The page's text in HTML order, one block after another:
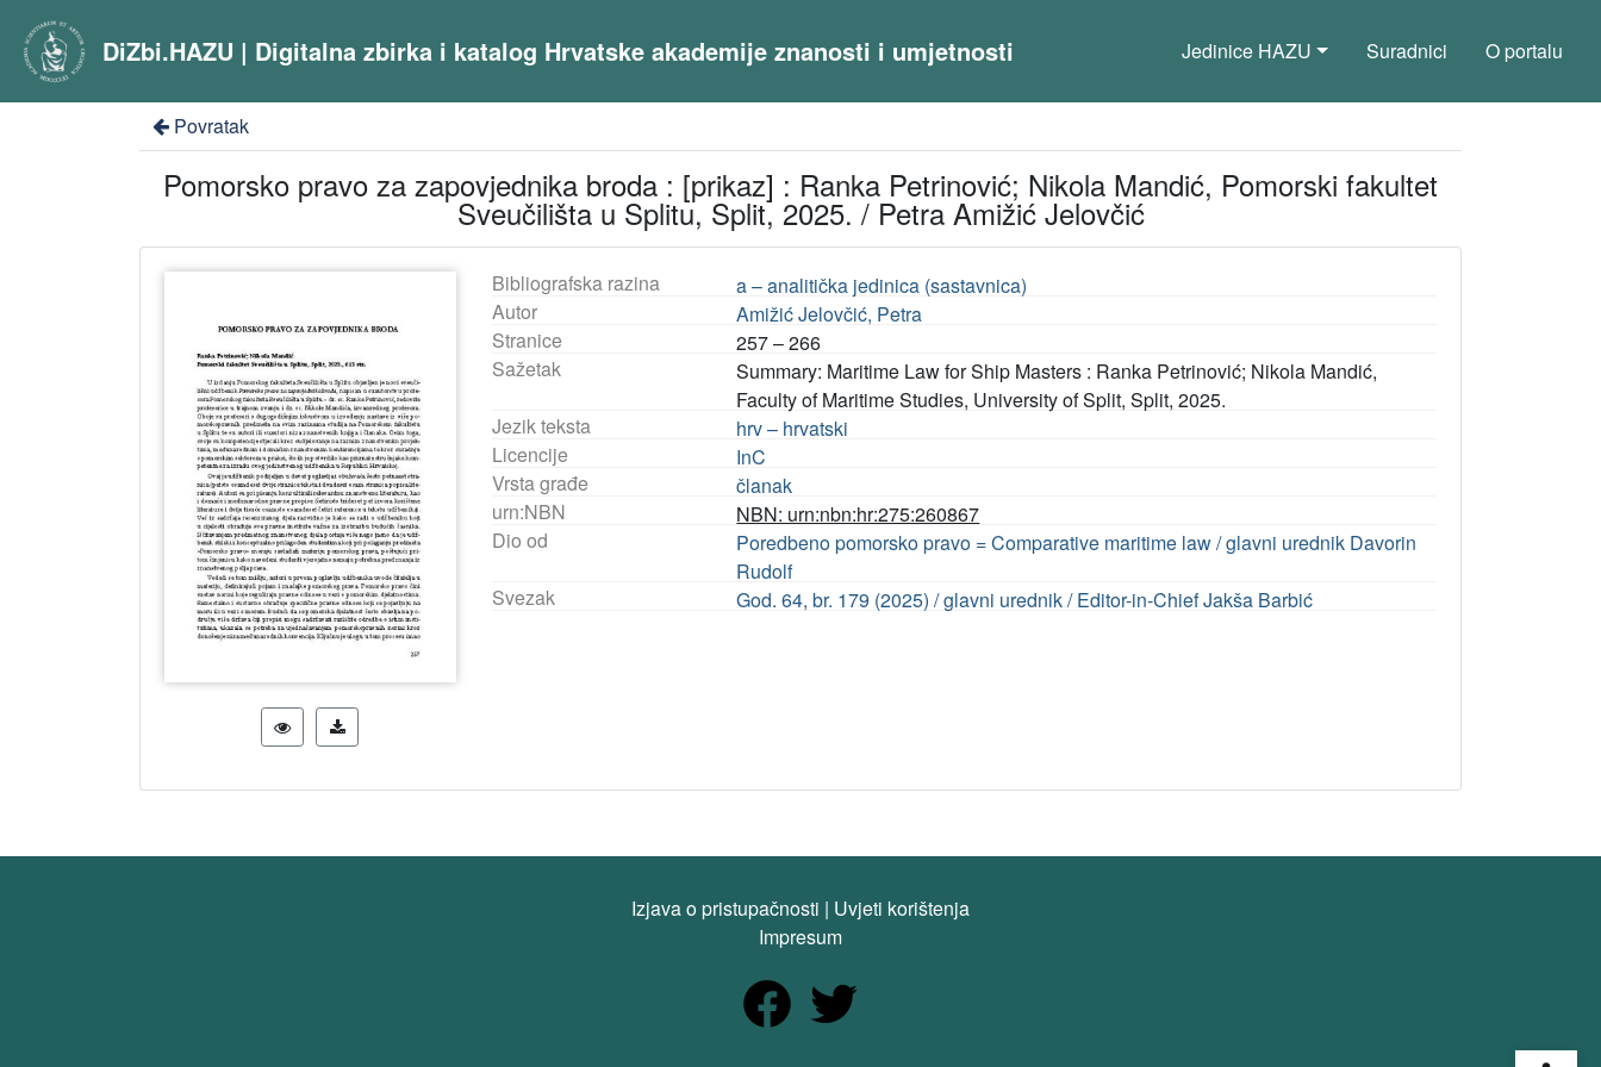
DiZbi.HAZU | Digitalna zbirka i katalog Hrvatske akademije znanosti i umjetnosti Jedinice HAZU Suradnici O portalu
Povratak
Pomorsko pravo za zapovjednika broda : [prikaz] : Ranka Petrinović; Nikola Mandić, Pomorski fakultet
Sveučilišta u Splitu, Split, 2025. / Petra Amižić Jelovčić
Bibliografska razina
a – analitička jedinica (sastavnica)
Autor
Amižić Jelovčić, Petra
Stranice
257 – 266
Sažetak
Summary: Maritime Law for Ship Masters : Ranka Petrinović; Nikola Mandić,
Faculty of Maritime Studies, University of Split, Split, 2025.
Jezik teksta
hrv – hrvatski
Licencije
InC
Vrsta građe
članak
urn:NBN
NBN: urn:nbn:hr:275:260867
Dio od
Poredbeno pomorsko pravo = Comparative maritime law / glavni urednik Davorin
Rudolf
Svezak
God. 64, br. 179 (2025) / glavni urednik / Editor-in-Chief Jakša Barbić
Izjava o pristupačnosti | Uvjeti korištenja
Impresum